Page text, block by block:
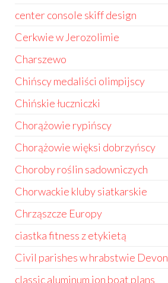
center console skiff design
Cerkwie w Jerozolimie
Charszewo
Chińscy medaliści olimpijscy
Chińskie łuczniczki
Chorążowie rypińscy
Chorążowie więksi dobrzyńscy
Choroby roślin sadowniczych
Chorwackie kluby siatkarskie
Chrząszcze Europy
ciastka fitness z etykietą
Civil parishes w hrabstwie Devon
classic aluminum jon boat plans